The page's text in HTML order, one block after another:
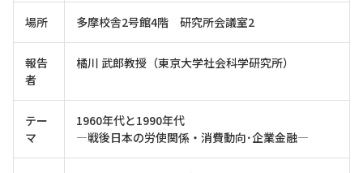
場所 多摩校舎2号館4階 研究所会議室2
報告
者
橘川 武郎教授（東京大学社会科学研究所）
テー
マ
1960年代と1990年代
―戦後日本の労使関係・消費動向･企業金融―